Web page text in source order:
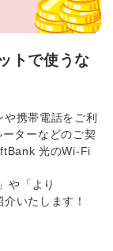
トで使うな
携帯電話をご利
ターなどのご契
光のWi-Fi
や「より
いたします！